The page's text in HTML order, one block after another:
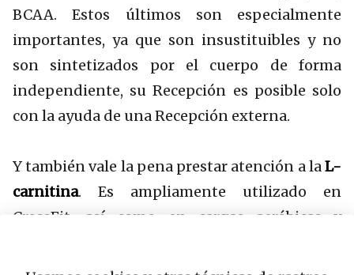
BCAA. Estos últimos son especialmente
importantes, ya que son insustituibles y no
son sintetizados por el cuerpo de forma
independiente, su Recepción es posible solo
con la ayuda de una Recepción externa.
Y también vale la pena prestar atención a laL-
carnitina. Es ampliamente utilizado en
CrossFit, así como en cargas aeróbicas y
cardíaca, la protege del estrés y hace que la